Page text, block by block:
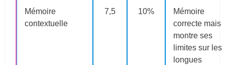
Mémoire
contextuelle
7,5 10%
Mémoire
correcte mais
montre ses
limites sur les
longues